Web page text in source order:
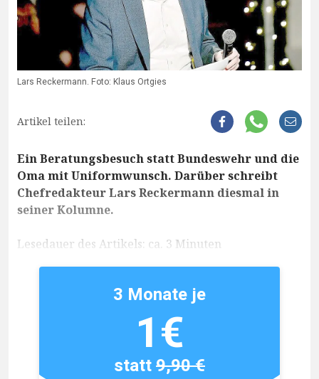
Lars Reckermann. Foto: Klaus Ortgies
Artikel teilen:
Ein Beratungsbesuch statt Bundeswehr und die
Oma mit Uniformwunsch. Darüber schreibt
Chefredakteur Lars Reckermann diesmal in
seiner Kolumne.
Lesedauer des Artikels: ca. 3 Minuten
3 Monate je
1€
statt9,90 €